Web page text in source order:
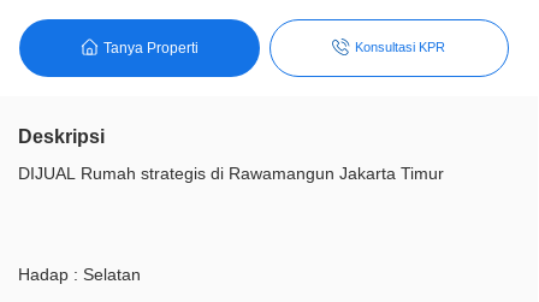
Tanya Properti Konsultasi KPR
Deskripsi
DIJUAL Rumah strategis di Rawamangun Jakarta Timur
Hadap : Selatan